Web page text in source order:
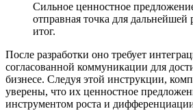
Сильное ценностное
отправная точка для дальнейшей
итог.
После разработки оно требует
согласованной коммуникации для
бизнесе. Следуя этой инструкции,
уверены, что их ценностное
инструментом роста и